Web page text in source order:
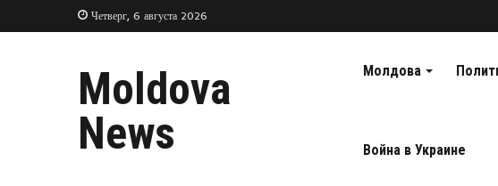
Четверг, 6 августа 2026
Moldova
News
Молдова
Война в Украине